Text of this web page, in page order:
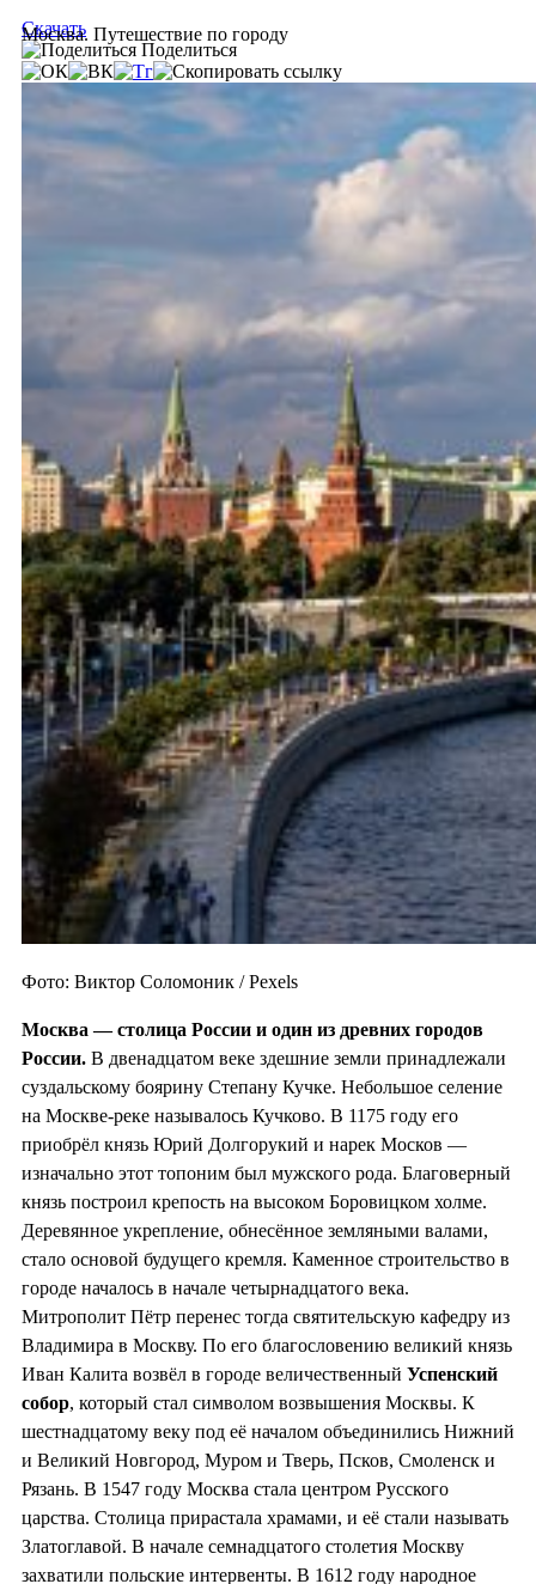
Москва. Путешествие по городу
Скачать
Поделиться
Фото: Виктор Соломоник / Pexels
Москва — столица России и один из древних городов
России. В двенадцатом веке здешние земли принадлежали
суздальскому боярину Степану Кучке. Небольшое селение
на Москве-реке называлось Кучково. В 1175 году его
приобрёл князь Юрий Долгорукий и нарек Москов —
изначально этот топоним был мужского рода. Благоверный
князь построил крепость на высоком Боровицком холме.
Деревянное укрепление, обнесённое земляными валами,
стало основой будущего кремля. Каменное строительство в
городе началось в начале четырнадцатого века.
Митрополит Пётр перенес тогда святительскую кафедру из
Владимира в Москву. По его благословению великий князь
Иван Калита возвёл в городе величественный Успенский
собор, который стал символом возвышения Москвы. К
шестнадцатому веку под её началом объединились Нижний
и Великий Новгород, Муром и Тверь, Псков, Смоленск и
Рязань. В 1547 году Москва стала центром Русского
царства. Столица прирастала храмами, и её стали называть
Златоглавой. В начале семнадцатого столетия Москву
захватили польские интервенты. В 1612 году народное